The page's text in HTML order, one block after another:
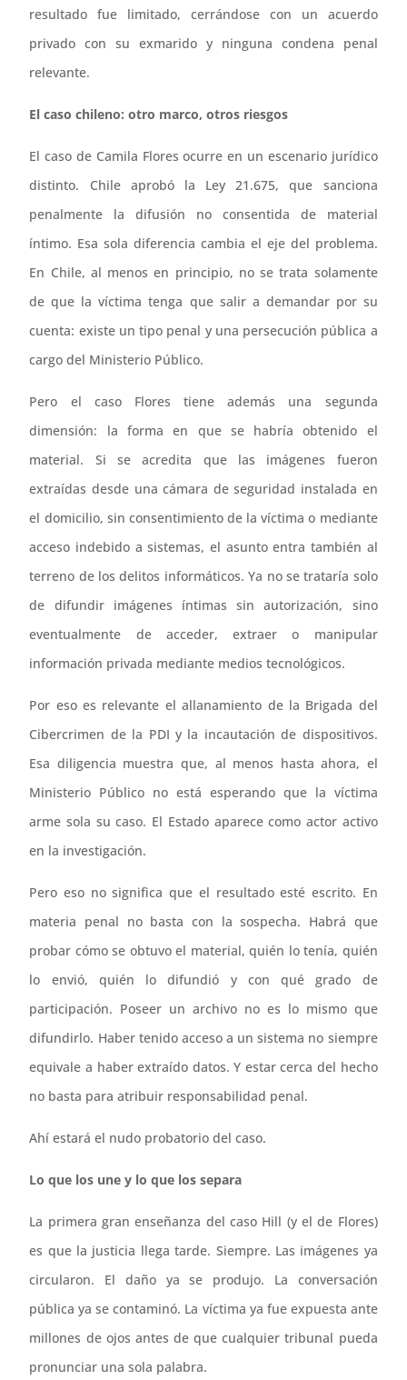
resultado fue limitado, cerrándose con un acuerdo
privado con su exmarido y ninguna condena penal
relevante.
El caso chileno: otro marco, otros riesgos
El caso de Camila Flores ocurre en un escenario jurídico
distinto. Chile aprobó la Ley 21.675, que sanciona
penalmente la difusión no consentida de material
íntimo. Esa sola diferencia cambia el eje del problema.
En Chile, al menos en principio, no se trata solamente
de que la víctima tenga que salir a demandar por su
cuenta: existe un tipo penal y una persecución pública a
cargo del Ministerio Público.
Pero el caso Flores tiene además una segunda
dimensión: la forma en que se habría obtenido el
material. Si se acredita que las imágenes fueron
extraídas desde una cámara de seguridad instalada en
el domicilio, sin consentimiento de la víctima o mediante
acceso indebido a sistemas, el asunto entra también al
terreno de los delitos informáticos. Ya no se trataría solo
de difundir imágenes íntimas sin autorización, sino
eventualmente de acceder, extraer o manipular
información privada mediante medios tecnológicos.
Por eso es relevante el allanamiento de la Brigada del
Cibercrimen de la PDI y la incautación de dispositivos.
Esa diligencia muestra que, al menos hasta ahora, el
Ministerio Público no está esperando que la víctima
arme sola su caso. El Estado aparece como actor activo
en la investigación.
Pero eso no significa que el resultado esté escrito. En
materia penal no basta con la sospecha. Habrá que
probar cómo se obtuvo el material, quién lo tenía, quién
lo envió, quién lo difundió y con qué grado de
participación. Poseer un archivo no es lo mismo que
difundirlo. Haber tenido acceso a un sistema no siempre
equivale a haber extraído datos. Y estar cerca del hecho
no basta para atribuir responsabilidad penal.
Ahí estará el nudo probatorio del caso.
Lo que los une y lo que los separa
La primera gran enseñanza del caso Hill (y el de Flores)
es que la justicia llega tarde. Siempre. Las imágenes ya
circularon. El daño ya se produjo. La conversación
pública ya se contaminó. La víctima ya fue expuesta ante
millones de ojos antes de que cualquier tribunal pueda
pronunciar una sola palabra.